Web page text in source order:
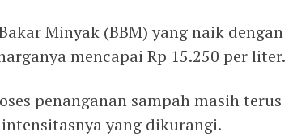
Minyak (BBM) yang naik dengan
mencapai Rp 15.250 per liter.
penanganan sampah masih terus
yang dikurangi.